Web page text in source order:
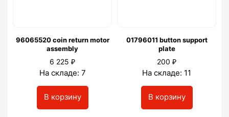
96065520 coin return motor
assembly
6 225 ₽
На складе: 7
В корзину
01796011 button support
plate
200 ₽
На складе: 11
В корзину